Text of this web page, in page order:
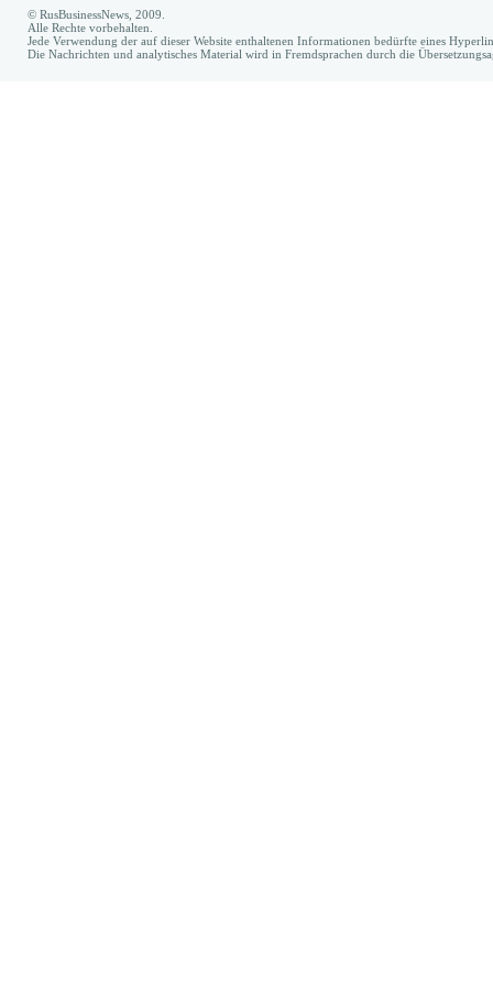
© RusBusinessNews, 2009.
Alle Rechte vorbehalten.
Jede Verwendung der auf dieser Website enthaltenen Informationen bedürfte eines
Die Nachrichten und analytisches Material wird in Fremdsprachen durch die